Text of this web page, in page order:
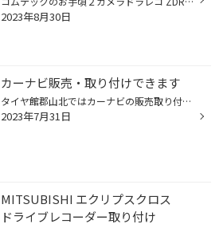
2023年8月30日
カーナビ販売・取り付けできます
タイヤ館郡山北ではカーナビの販売取り付けを行なっております KENWOOD (ケンウッド) Panasonic(パナソニック) pioneer(パイオニア) などの様々なメーカーのカタログをご用意しております
2023年7月31日
MITSUBISHI エクリプスクロス
ドライブレコーダー取り付け